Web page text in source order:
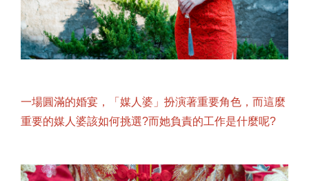
一場圓滿的婚宴，「媒人婆」扮演著重要角色，而這麼
重要的媒人婆該如何挑選?而她負責的工作是什麼呢?